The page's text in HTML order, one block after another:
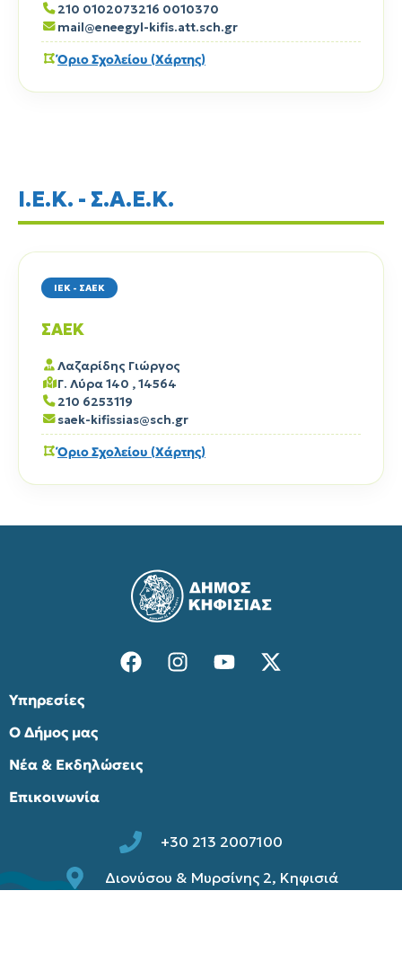
210 0102073216 0010370
mail@eneegyl-kifis.att.sch.gr
Όριο Σχολείου (Χάρτης)
Ι.Ε.Κ. - Σ.Α.Ε.Κ.
ΙΕΚ - ΣΑΕΚ
ΣΑΕΚ
Λαζαρίδης Γιώργος
Γ. Λύρα 140 , 14564
210 6253119
saek-kifissias@sch.gr
Όριο Σχολείου (Χάρτης)
Υπηρεσίες
Ο Δήμος μας
Νέα & Εκδηλώσεις
Επικοινωνία
+30 213 2007100
Διονύσου & Μυρσίνης 2, Κηφισιά